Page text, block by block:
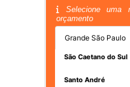
Selecione uma
orçamento
Grande São Paulo
São Caetano do Sul
Santo André